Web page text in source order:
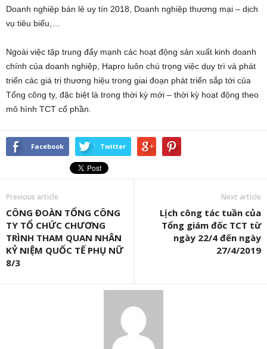
Doanh nghiệp bán lẻ uy tín 2018, Doanh nghiệp thương mại – dịch
vụ tiêu biểu,…
Ngoài việc tập trung đẩy mạnh các hoạt động sản xuất kinh doanh
chính của doanh nghiệp, Hapro luôn chú trọng việc duy trì và phát
triển các giá trị thương hiệu trong giai đoạn phát triển sắp tới của
Tổng công ty, đặc biệt là trong thời kỳ mới – thời kỳ hoạt động theo
mô hình TCT cổ phần.
Facebook Twitter
Previous article
CÔNG ĐOÀN TỔNG CÔNG
TY TỔ CHỨC CHƯƠNG
TRÌNH THAM QUAN NHÂN
KỶ NIỆM QUỐC TẾ PHỤ NỮ
8/3
Next article
Lịch công tác tuần của
Tổng giám đốc TCT từ
ngày 22/4 đến ngày
27/4/2019